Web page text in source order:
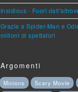
Insidious - Fuori
Grazie a Spider-Man e
milioni di spettatori
Argomenti
Minions Scary Movie